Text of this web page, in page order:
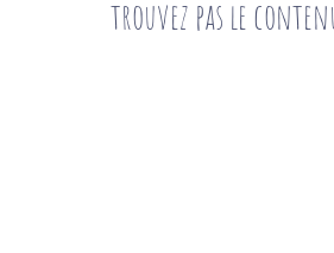
trouvez pas le